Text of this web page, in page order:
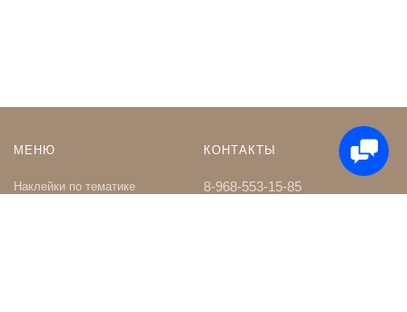
МЕНЮ
Наклейки по тематике
КОНТАКТЫ
8-968-553-15-85